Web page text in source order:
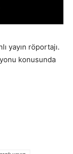
yayın röportajı.
konusunda